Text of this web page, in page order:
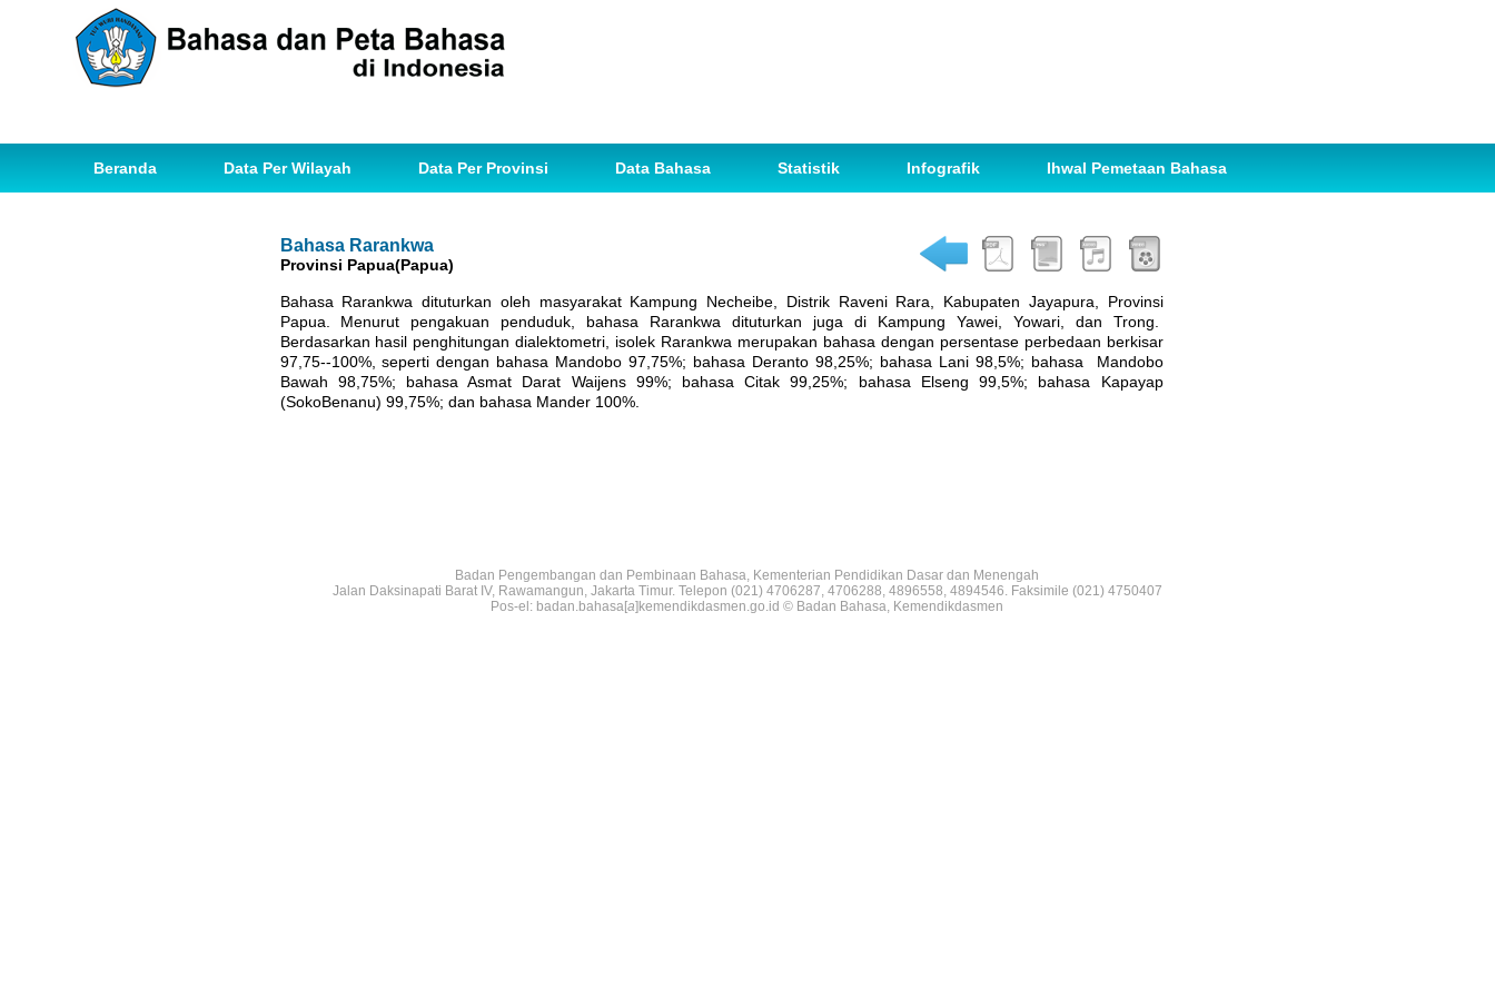
Beranda Data Per Wilayah Data Per Provinsi Data Bahasa Statistik Infografik Ihwal Pemetaan Bahasa
Bahasa Rarankwa
Provinsi Papua(Papua)
Bahasa Rarankwa dituturkan oleh masyarakat Kampung Necheibe, Distrik Raveni Rara, Kabupaten Jayapura, Provinsi
Papua. Menurut pengakuan penduduk, bahasa Rarankwa dituturkan juga di Kampung Yawei, Yowari, dan Trong.
Berdasarkan hasil penghitungan dialektometri, isolek Rarankwa merupakan bahasa dengan persentase perbedaan berkisar
97,75--100%, seperti dengan bahasa Mandobo 97,75%; bahasa Deranto 98,25%; bahasa Lani 98,5%; bahasa Mandobo
Bawah 98,75%; bahasa Asmat Darat Waijens 99%; bahasa Citak 99,25%; bahasa Elseng 99,5%; bahasa Kapayap
(SokoBenanu) 99,75%; dan bahasa Mander 100%.
Badan Pengembangan dan Pembinaan Bahasa, Kementerian Pendidikan Dasar dan Menengah
Jalan Daksinapati Barat IV, Rawamangun, Jakarta Timur. Telepon (021) 4706287, 4706288, 4896558, 4894546. Faksimile (021) 4750407
Pos-el: badan.bahasa[a]kemendikdasmen.go.id © Badan Bahasa, Kemendikdasmen